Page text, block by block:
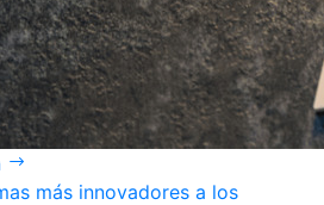
más innovadores a los